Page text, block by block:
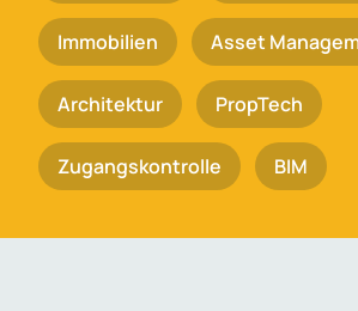
Immobilien Asset
Architektur PropTech
Zugangskontrolle BIM